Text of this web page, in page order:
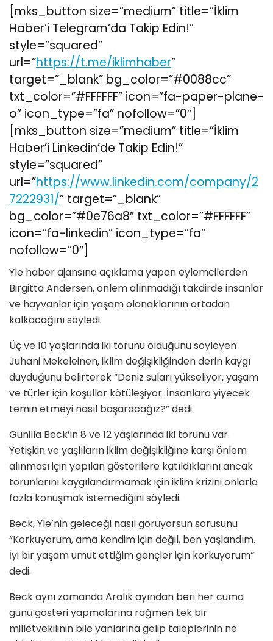
[mks_button size=”medium” title=”İklim
Haber’i Telegram’da Takip Edin!”
style=”squared”
url=”https://t.me/iklimhaber”
target=”_blank” bg_color=”#0088cc”
txt_color=”#FFFFFF” icon=”fa-paper-plane-
o” icon_type=”fa” nofollow=”0″]
[mks_button size=”medium” title=”İklim
Haber’i Linkedin’de Takip Edin!”
style=”squared”
url=”https://www.linkedin.com/company/2
7222931/” target=”_blank”
bg_color=”#0e76a8″ txt_color=”#FFFFFF”
icon=”fa-linkedin” icon_type=”fa”
nofollow=”0″]
Yle haber ajansına açıklama yapan eylemcilerden
Birgitta Andersen, önlem alınmadığı takdirde insanlar
ve hayvanlar için yaşam olanaklarının ortadan
kalkacağını söyledi.
Üç ve 10 yaşlarında iki torunu olduğunu söyleyen
Juhani Mekeleinen, iklim değişikliğinden derin kaygı
duyduğunu belirterek “Deniz suları yükseliyor, yaşam
ve türler için koşullar kötüleşiyor. İnsanlara yiyecek
temin etmeyi nasıl başaracağız?” dedi.
Gunilla Beck’in 8 ve 12 yaşlarında iki torunu var.
Yetişkin ve yaşlıların iklim değişikliğine karşı önlem
alınması için yapılan gösterilere katıldıklarını ancak
torunlarını kaygılandırmamak için iklim krizini onlarla
fazla konuşmak istemediğini söyledi.
Beck, Yle’nin geleceği nasıl görüyorsun sorusunu
“Korkuyorum, ama kendim için değil, ben yaşlandım.
İyi bir yaşam umut ettiğim gençler için korkuyorum”
dedi.
Beck aynı zamanda Aralık ayından beri her cuma
günü gösteri yapmalarına rağmen tek bir
milletvekilinin bile yanlarına gelip taleplerinin ne